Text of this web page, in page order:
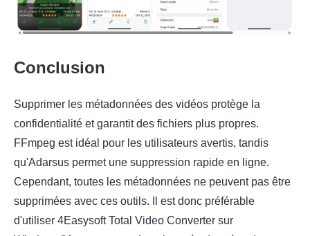
Conclusion
Supprimer les métadonnées des vidéos protège la
confidentialité et garantit des fichiers plus propres.
FFmpeg est idéal pour les utilisateurs avertis, tandis
qu'Adarsus permet une suppression rapide en ligne.
Cependant, toutes les métadonnées ne peuvent pas être
supprimées avec ces outils. Il est donc préférable
d'utiliser 4Easysoft Total Video Converter sur